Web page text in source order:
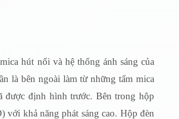
hút nổi và hệ thống ánh sáng của
là bên ngoài làm từ những tấm mica
định hình trước. Bên trong hộp
với khả năng phát sáng cao. Hộp đèn